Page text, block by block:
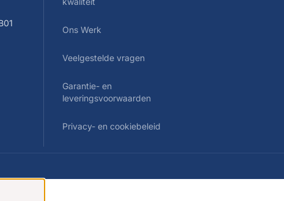
Ons Werk
Veelgestelde vragen
Garantie- en
leveringsvoorwaarden
Privacy- en cookiebeleid